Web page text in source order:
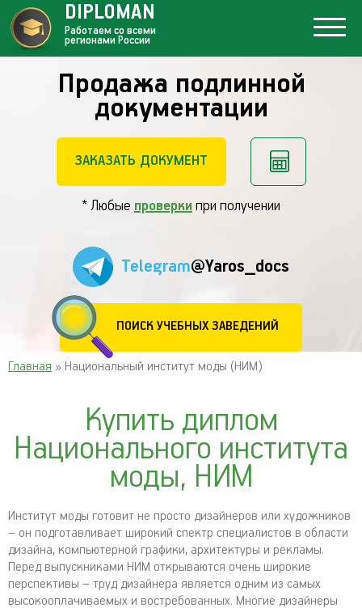
Продажа подлинной
документации
ЗАКАЗАТЬ ДОКУМЕНТ
* Любые проверки при получении
Telegram@Yaros_docs
ПОИСК УЧЕБНЫХ ЗАВЕДЕНИЙ
DIPLOMAN
Работаем со всеми
регионами России
Главная » Национальный институт моды (НИМ)
Купить диплом
Национального института
моды, НИМ
Институт моды готовит не просто дизайнеров или художников
– он подготавливает широкий спектр специалистов в области
дизайна, компьютерной графики, архитектуры и рекламы.
Перед выпускниками НИМ открываются очень широкие
перспективы – труд дизайнера является одним из самых
высокооплачиваемых и востребованных. Многие дизайнеры